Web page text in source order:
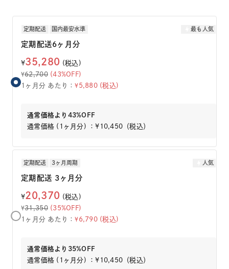
定期配送 国内最安水準 最も人気
定期配送6ヶ月分
¥35,280 (税込)
¥62,700(43%OFF)
1ヶ月分 あたり：¥5,880 (税込)
通常価格より43%OFF
通常価格 (1ヶ月分) ：¥10,450（税込）
定期配送 3ヶ月周期 人気
定期配送 3ヶ月分
¥20,370 (税込)
¥31,350(35%OFF)
1ヶ月分 あたり：¥6,790 (税込)
通常価格より35%OFF
通常価格 (1ヶ月分) ：¥10,450（税込）